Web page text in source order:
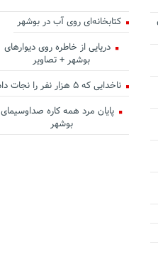
کتابخانه‌ای روی آب در بوشهر
دریایی از خاطره روی دیوارهای
بوشهر + تصاویر
ناخدایی که ۵ هزار نفر را نجات داد
پایان مرد همه کاره صداوسیمای
بوشهر